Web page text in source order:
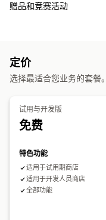
赠品和竞赛活动
自定义
品牌营销
定价
选择最适合您业务的套餐。
试用与开发版
免费
特色功能
适用于试用期商店
适用于开发人员商店
全部功能